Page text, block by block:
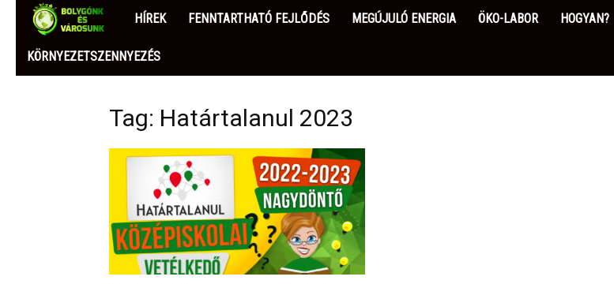
BOLYGÓNK
ÉS
HÍREK FENNTARTHATÓ FEJLŐDÉS MEGÚJULÓ ENERGIA ÖKO-LABOR HOGYAN?
KÖRNYEZETSZENNYEZÉS
Tag: Határtalanul 2023